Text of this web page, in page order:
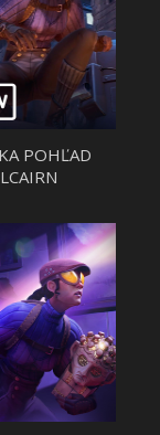
POHĽAD